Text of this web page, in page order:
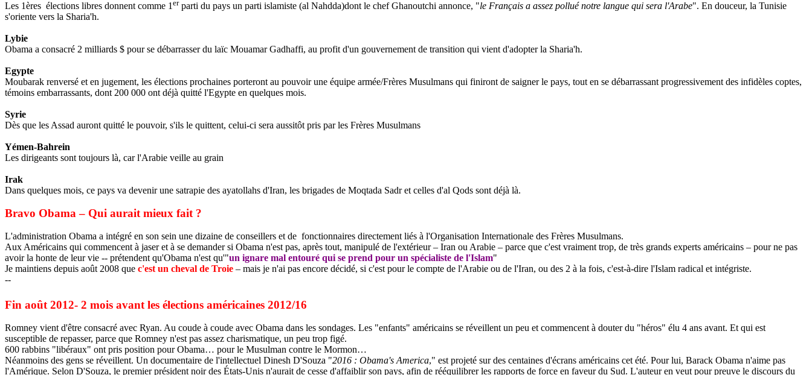
Les 1ères élections libres donnent comme 1 erparti du pays un parti islamiste (al Nahdda)dont le chefGhanoutchi annonce, "le Français a assez pollué notre langue qui sera l'Arabe". En douceur, la Tunisie
s'oriente vers la Sharia'h.
Lybie
Obama a consacré 2 milliards $ pour se débarrasser du laïc Mouamar Gadhaffi, au profit d'un gouvernement de transition qui vient d'adopter la Sharia'h.
Egypte
Moubarak renversé et en jugement, les élections prochaines porteront au pouvoir une équipe armée/Frères Musulmans qui finiront de saigner le pays, tout en se débarrassant progressivement des infidèles coptes,
témoins embarrassants, dont 200 000 ont déjà quitté l'Egypte en quelques mois.
Syrie
Dès que les Assad auront quitté le pouvoir, s'ils le quittent, celui-ci sera aussitôt pris par les Frères Musulmans
Yémen-Bahrein
Les dirigeants sont toujours là, car l'Arabie veille au grain
Irak
Dans quelques mois, ce pays va devenir une satrapie des ayatollahs d'Iran, les brigades de Moqtada Sadret celles d'al Qods sont déjà là.
Bravo Obama – Qui aurait mieux fait ?
L'administration Obama a intégré en son sein une dizaine de conseillers et de fonctionnaires directement liés à l'Organisation Internationale des Frères Musulmans.
Aux Américains qui commencent à jaser et à se demander si Obama n'est pas, après tout, manipulé de l'extérieur – Iran ou Arabie – parce que c'est vraiment trop, de très grands experts américains – pour ne pas
avoir la honte de leur vie -- prétendent qu'Obama n'est qu'"un ignare mal entouré qui se prend pour un spécialiste de l'Islam"
Je maintiens depuis août 2008 que c'est un cheval de Troie – mais je n'ai pas encore décidé, si c'est pour le compte de l'Arabie ou de l'Iran, ou des 2 à la fois, c'est-à-dire l'Islam radical et intégriste.
--
Fin août 2012- 2 mois avant les élections américaines 2012/16
Romney vient d'être consacré avec Ryan. Au coude à coude avec Obama dans les sondages. Les "enfants" américains se réveillent un peu et commencent à douter du "héros" élu 4 ans avant. Et qui est
susceptible de repasser, parce que Romney n'est pas assez charismatique, un peu trop figé.
600 rabbins "libéraux" ont pris position pourObama… pour le Musulman contre le Mormon…
Néanmoins des gens se réveillent. Un documentaire de l'intellectuel Dinesh D'Souza "2016 : Obama's America," est projeté sur des centaines d'écrans américains cet été. Pour lui, Barack Obama n'aime pas
l'Amérique. Selon D'Souza, le premier président noir des États-Unis n'aurait de cesse d'affaiblir son pays, afin de rééquilibrer les rapports de force en faveur du Sud. L'auteur en veut pour preuve le discours du